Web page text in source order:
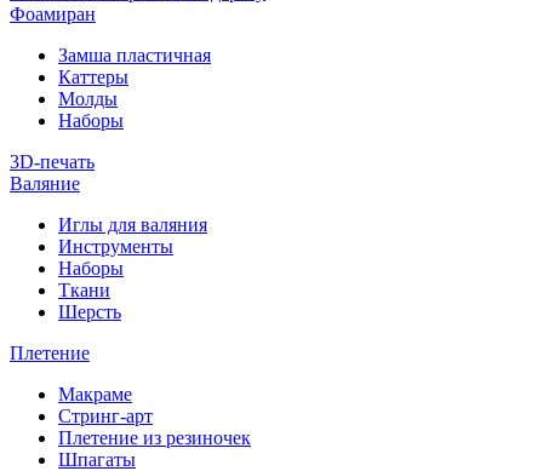
Фоамиран
Замша пластичная
Каттеры
Молды
Наборы
3D-печать
Валяние
Иглы для валяния
Инструменты
Наборы
Ткани
Шерсть
Плетение
Макраме
Стринг-арт
Плетение из резиночек
Шпагаты